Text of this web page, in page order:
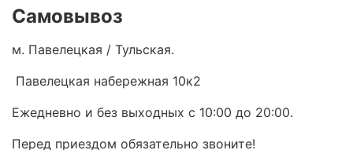
Самовывоз
м. Павелецкая / Тульская.
Павелецкая набережная 10к2
Ежедневно и без выходных с 10:00 до 20:00.
Перед приездом обязательно звоните!